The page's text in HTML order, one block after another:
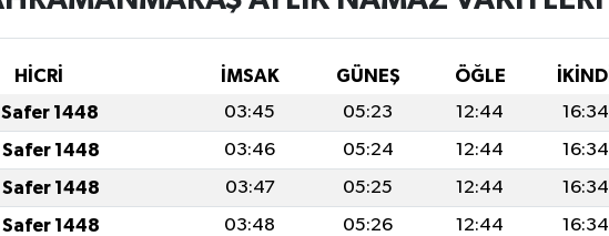
HİCRİ İMSAK GÜNEŞ ÖĞLE İKINDI
Safer 1448 03:45 05:23 12:44 16:34
Safer 1448 03:46 05:24 12:44 16:34
Safer 1448 03:47 05:25 12:44 16:34
Safer 1448 03:48 05:26 12:44 16:34